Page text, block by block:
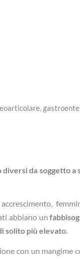
da soggetto a
abbiano un
solito più elevato.
con un mangime